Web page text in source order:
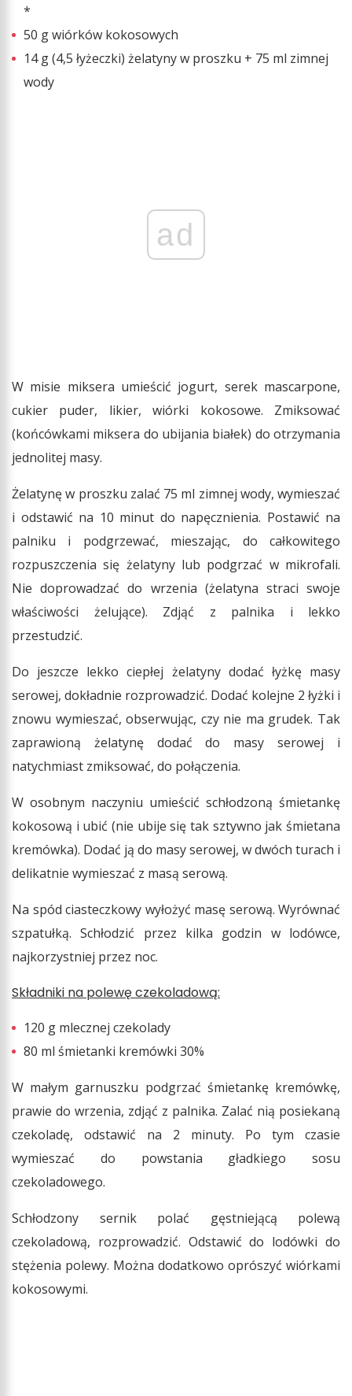
*
50 g wiórków kokosowych
14 g (4,5 łyżeczki) żelatyny w proszku + 75 ml zimnej
wody
ad
W misie miksera umieścić jogurt, serek mascarpone,
cukier puder, likier, wiórki kokosowe. Zmiksować
(końcówkami miksera do ubijania białek) do otrzymania
jednolitej masy.
Żelatynę w proszku zalać 75 ml zimnej wody, wymieszać
i odstawić na 10 minut do napęcznienia. Postawić na
palniku i podgrzewać, mieszając, do całkowitego
rozpuszczenia się żelatyny lub podgrzać w mikrofali.
Nie doprowadzać do wrzenia (żelatyna straci swoje
właściwości żelujące). Zdjąć z palnika i lekko
przestudzić.
Do jeszcze lekko ciepłej żelatyny dodać łyżkę masy
serowej, dokładnie rozprowadzić. Dodać kolejne 2 łyżki i
znowu wymieszać, obserwując, czy nie ma grudek. Tak
zaprawioną żelatynę dodać do masy serowej i
natychmiast zmiksować, do połączenia.
W osobnym naczyniu umieścić schłodzoną śmietankę
kokosową i ubić (nie ubije się tak sztywno jak śmietana
kremówka). Dodać ją do masy serowej, w dwóch turach i
delikatnie wymieszać z masą serową.
Na spód ciasteczkowy wyłożyć masę serową. Wyrównać
szpatułką. Schłodzić przez kilka godzin w lodówce,
najkorzystniej przez noc.
Składniki na polewę czekoladową:
120 g mlecznej czekolady
80 ml śmietanki kremówki 30%
W małym garnuszku podgrzać śmietankę kremówkę,
prawie do wrzenia, zdjąć z palnika. Zalać nią posiekaną
czekoladę, odstawić na 2 minuty. Po tym czasie
wymieszać do powstania gładkiego sosu
czekoladowego.
Schłodzony sernik polać gęstniejącą polewą
czekoladową, rozprowadzić. Odstawić do lodówki do
stężenia polewy. Można dodatkowo oprószyć wiórkami
kokosowymi.